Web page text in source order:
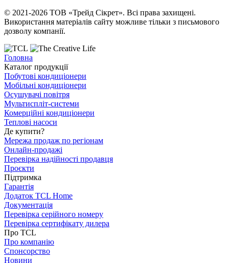
© 2021-2026 ТОВ «Трейд Сікрет». Всі права захищені.
Використання матеріалів сайту можливе тільки з письмового
дозволу компанії.
Головна
Каталог продукції
Побутові кондиціонери
Мобільні кондиціонери
Осушувачі повітря
Мультиспліт-системи
Комерційні кондиціонери
Теплові насоси
Де купити?
Мережа продаж по регіонам
Онлайн-продажі
Перевірка надійності продавця
Проєкти
Підтримка
Гарантія
Додаток TCL Home
Документація
Перевірка серійного номеру
Перевірка сертифікату дилера
Про TCL
Про компанію
Спонсорство
Новини